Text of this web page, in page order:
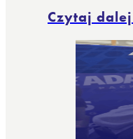
Czytaj